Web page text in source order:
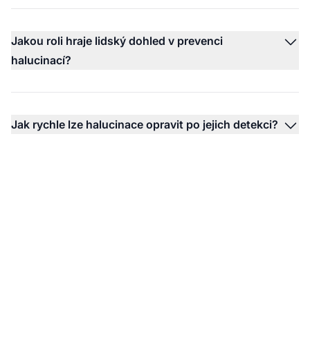
Jakou roli hraje lidský dohled v prevenci
halucinací?
Jak rychle lze halucinace opravit po jejich detekci?